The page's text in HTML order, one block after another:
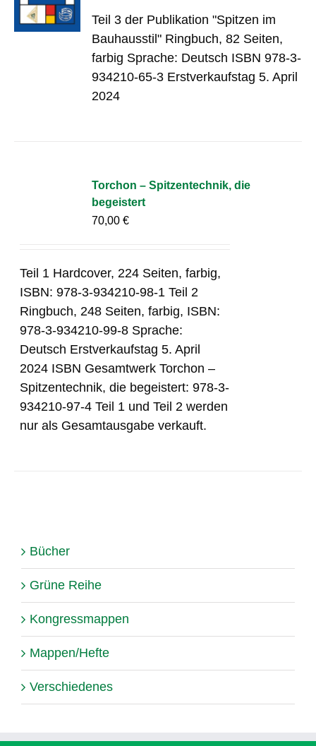
Teil 3 der Publikation "Spitzen im
Bauhausstil" Ringbuch, 82 Seiten,
farbig Sprache: Deutsch ISBN 978-3-
934210-65-3 Erstverkaufstag 5. April
2024
Torchon – Spitzentechnik, die
begeistert
70,00€
Teil 1 Hardcover, 224 Seiten, farbig,
ISBN: 978-3-934210-98-1 Teil 2
Ringbuch, 248 Seiten, farbig, ISBN:
978-3-934210-99-8 Sprache:
Deutsch Erstverkaufstag 5. April
2024 ISBN Gesamtwerk Torchon –
Spitzentechnik, die begeistert: 978-3-
934210-97-4 Teil 1 und Teil 2 werden
nur als Gesamtausgabe verkauft.
Bücher
Grüne Reihe
Kongressmappen
Mappen/Hefte
Verschiedenes